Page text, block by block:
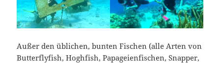
Außer den üblichen, bunten Fischen (alle Arten von
Butterflyfish, Hoghfish, Papageienfischen, Snapper,